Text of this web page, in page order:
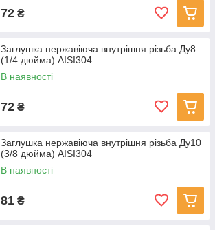
72 ₴
Заглушка нержавіюча внутрішня різьба Ду8
(1/4 дюйма) AISI304
В наявності
72 ₴
Заглушка нержавіюча внутрішня різьба Ду10
(3/8 дюйма) AISI304
В наявності
81 ₴